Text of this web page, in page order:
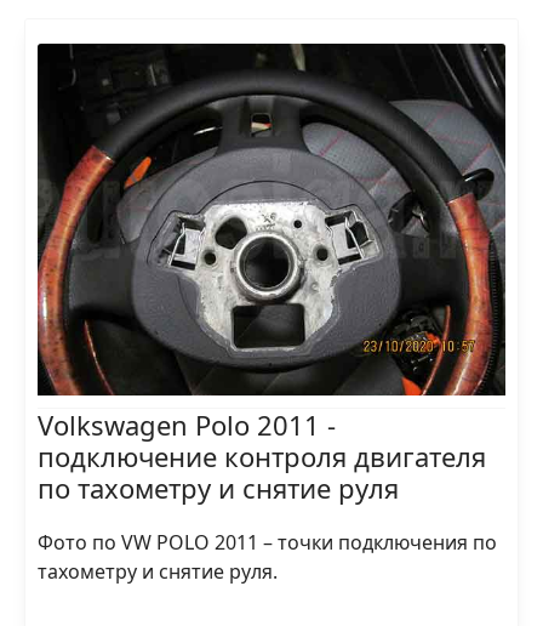
Volkswagen Polo 2011 -
подключение контроля двигателя
по тахометру и снятие руля
Фото по VW POLO 2011 – точки подключения по
тахометру и снятие руля.